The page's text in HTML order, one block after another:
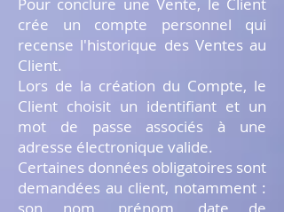
crée un compte personnel qui
recense l'historique des Ventes au
Client.
Lors de la création du Compte, le
Client choisit un identifiant et un
mot de passe associés à une
adresse électronique valide.
Certaines données obligatoires sont
demandées au client, notamment :